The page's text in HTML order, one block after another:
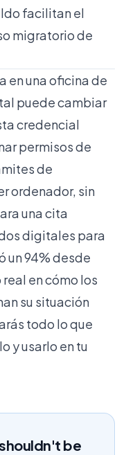
facilitan el
migratorio de
en una oficina de
puede cambiar
credencial
permisos de
de
ordenador, sin
una cita
digitales para
un 94% desde
en cómo los
su situación
todo lo que
y usarlo en tu
be